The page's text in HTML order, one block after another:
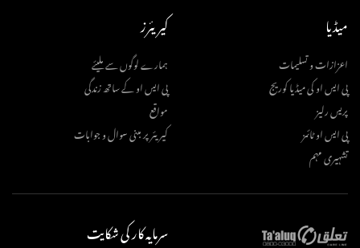
میڈیا
اعزازات و تسلیمات
پی ایس او کی میڈیا کوریج
پریس رلیز
پی ایس او ٹائمز
تشہیری مہم
کیریئرز
ہمارے لوگوں سے ملیئے
پی ایس او کے ساتھ زندگی
مواقع
کیریئر پر مبنی سوال و جوابات
سرمایہ کار کی شکایت